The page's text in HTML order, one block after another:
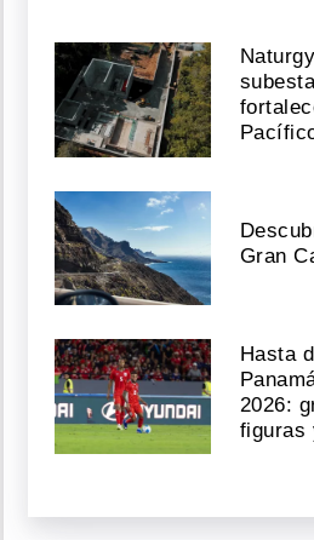
Gran
Hasta
2026:
figuras